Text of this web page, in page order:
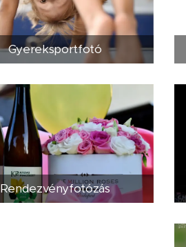
Gyereksportfotó
Rendezvényfotózás